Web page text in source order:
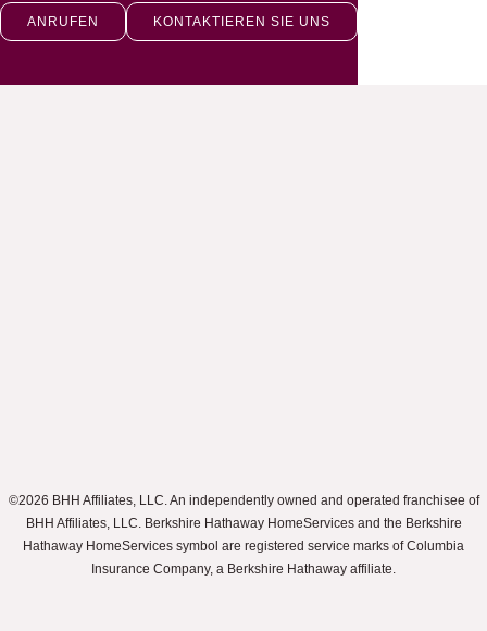
ANRUFEN KONTAKTIEREN SIE UNS
©2026 BHH Affiliates, LLC. An independently owned and operated franchisee of
BHH Affiliates, LLC. Berkshire Hathaway HomeServices and the Berkshire
Hathaway HomeServices symbol are registered service marks of Columbia
Insurance Company, a Berkshire Hathaway affiliate.